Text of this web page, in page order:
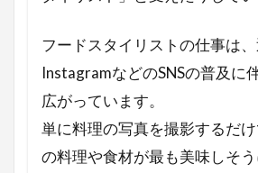
フードスタイリストの仕事は、
InstagramなどのSNSの普及に
広がっています。
単に料理の写真を撮影するだ
の料理や食材が最も美味しそ
オレンジページ
エスニック